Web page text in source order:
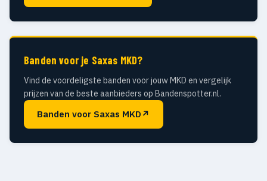
Banden voor je Saxas MKD?
Vind de voordeligste banden voor jouw MKD en vergelijk
prijzen van de beste aanbieders op Bandenspotter.nl.
Banden voor Saxas MKD ↗